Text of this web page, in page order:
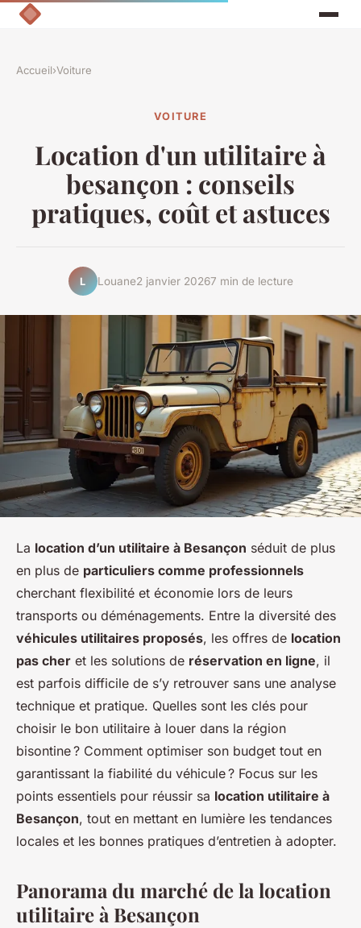
Accueil›Voiture
VOITURE
Location d'un utilitaire à
besançon : conseils
pratiques, coût et astuces
L Louane2 janvier 20267 min de lecture
La location d’un utilitaire à Besançon séduit de plus
en plus de particuliers comme professionnels
cherchant flexibilité et économie lors de leurs
transports ou déménagements. Entre la diversité des
véhicules utilitaires proposés, les offres de location
pas cher et les solutions de réservation en ligne, il
est parfois difficile de s’y retrouver sans une analyse
technique et pratique. Quelles sont les clés pour
choisir le bon utilitaire à louer dans la région
bisontine ? Comment optimiser son budget tout en
garantissant la fiabilité du véhicule ? Focus sur les
points essentiels pour réussir sa location utilitaire à
Besançon, tout en mettant en lumière les tendances
locales et les bonnes pratiques d’entretien à adopter.
Panorama du marché de la location
utilitaire à Besançon